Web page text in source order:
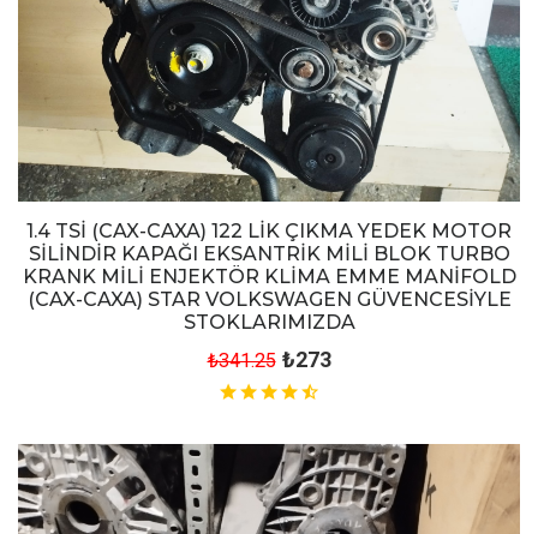
1.4 TSİ (CAX-CAXA) 122 LİK ÇIKMA YEDEK MOTOR
SİLİNDİR KAPAĞI EKSANTRİK MİLİ BLOK TURBO
KRANK MİLİ ENJEKTÖR KLİMA EMME MANİFOLD
(CAX-CAXA) STAR VOLKSWAGEN GÜVENCESİYLE
STOKLARIMIZDA
₺341.25 ₺273